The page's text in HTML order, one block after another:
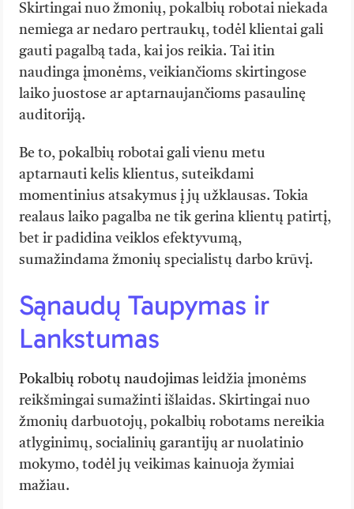
Skirtingai nuo žmonių, pokalbių robotai niekada
nemiega ar nedaro pertraukų, todėl klientai gali
gauti pagalbą tada, kai jos reikia. Tai itin
naudinga įmonėms, veikiančioms skirtingose
laiko juostose ar aptarnaujančioms pasaulinę
auditoriją.
Be to, pokalbių robotai gali vienu metu
aptarnauti kelis klientus, suteikdami
momentinius atsakymus į jų užklausas. Tokia
realaus laiko pagalba ne tik gerina klientų patirtį,
bet ir padidina veiklos efektyvumą,
sumažindama žmonių specialistų darbo krūvį.
Sąnaudų Taupymas ir
Lankstumas
Pokalbių robotų naudojimas leidžia įmonėms
reikšmingai sumažinti išlaidas. Skirtingai nuo
žmonių darbuotojų, pokalbių robotams nereikia
atlyginimų, socialinių garantijų ar nuolatinio
mokymo, todėl jų veikimas kainuoja žymiai
mažiau.